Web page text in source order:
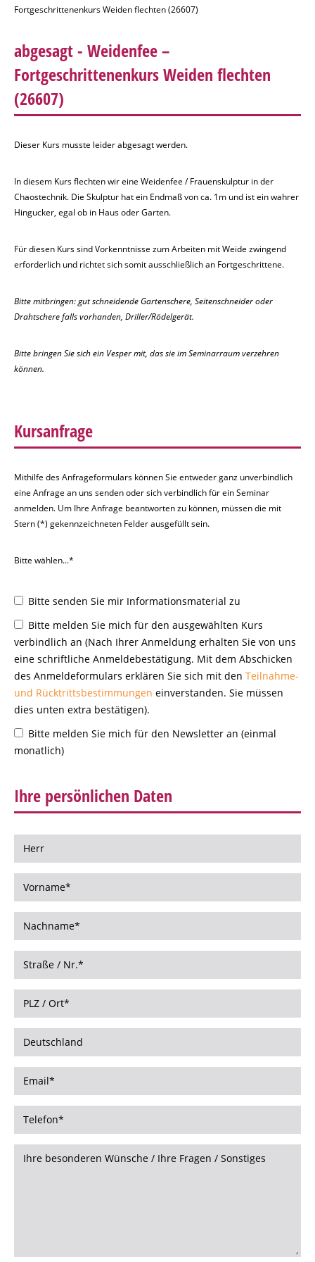
Fortgeschrittenenkurs Weiden flechten (26607)
abgesagt - Weidenfee –
Fortgeschrittenenkurs Weiden flechten
(26607)
Dieser Kurs musste leider abgesagt werden.
In diesem Kurs flechten wir eine Weidenfee / Frauenskulptur in der
Chaostechnik. Die Skulptur hat ein Endmaß von ca. 1m und ist ein wahrer
Hingucker, egal ob in Haus oder Garten.
Für diesen Kurs sind Vorkenntnisse zum Arbeiten mit Weide zwingend
erforderlich und richtet sich somit ausschließlich an Fortgeschrittene.
Bitte mitbringen: gut schneidende Gartenschere, Seitenschneider oder
Drahtschere falls vorhanden, Driller/Rödelgerät.
Bitte bringen Sie sich ein Vesper mit, das sie im Seminarraum verzehren
können.
Kursanfrage
Mithilfe des Anfrageformulars können Sie entweder ganz unverbindlich
eine Anfrage an uns senden oder sich verbindlich für ein Seminar
anmelden. Um Ihre Anfrage beantworten zu können, müssen die mit
Stern (*) gekennzeichneten Felder ausgefüllt sein.
Bitte wählen...*
Bitte senden Sie mir Informationsmaterial zu
verbindlich an (Nach Ihrer Anmeldung erhalten Sie von uns
eine schriftliche Anmeldebestätigung. Mit dem Abschicken
des Anmeldeformulars erklären Sie sich mit den Teilnahme-
und Rücktrittsbestimmungen einverstanden. Sie müssen
dies unten extra bestätigen).
monatlich)
Ihre persönlichen Daten